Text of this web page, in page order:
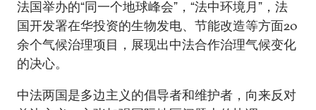
法国举办的“同一个地球峰会”，“法中环境月”，法
国开发署在华投资的生物发电、节能改造等方面20
余个气候治理项目，展现出中法合作治理气候变化
的决心。
中法两国是多边主义的倡导者和维护者，向来反对